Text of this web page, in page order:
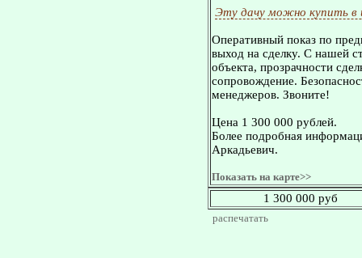
Эту дачу можно купить в
Оперативный показ по
выход на сделку. С нашей
объекта, прозрачности
сопровождение.
менеджеров. Звоните!
Цена 1 300 000 рублей.
Более подробная
Аркадьевич.
Показать на карте>>
1 300 000 руб
распечатать